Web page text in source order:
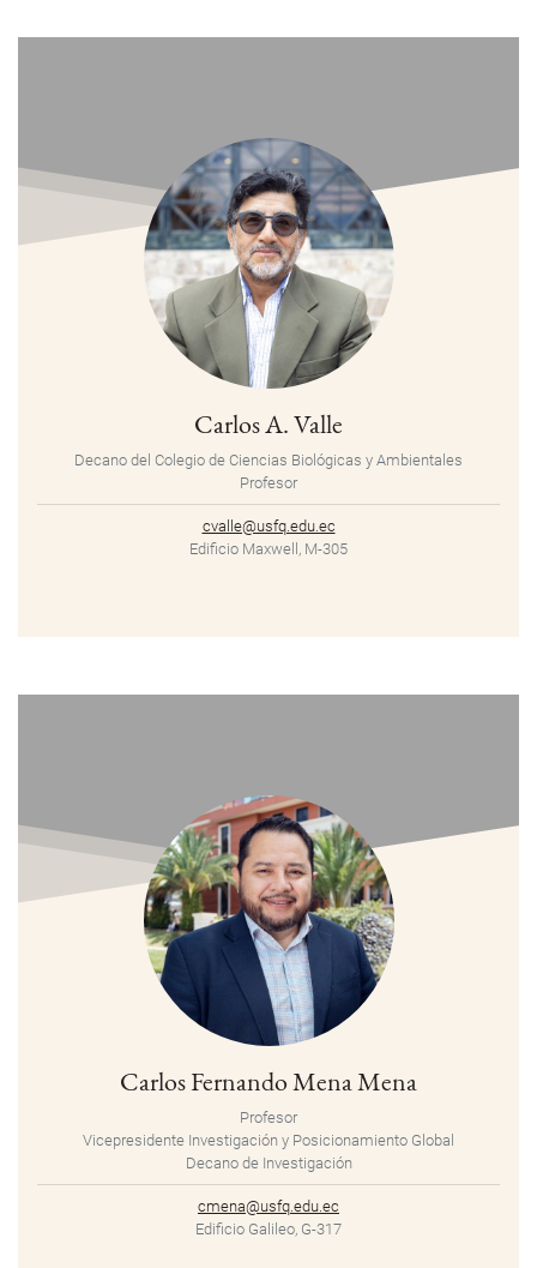
Carlos A. Valle
Decano del Colegio de Ciencias Biológicas y Ambientales
Profesor
cvalle@usfq.edu.ec
Edificio Maxwell, M-305
Carlos Fernando Mena Mena
Profesor
Vicepresidente Investigación y Posicionamiento Global
Decano de Investigación
cmena@usfq.edu.ec
Edificio Galileo, G-317